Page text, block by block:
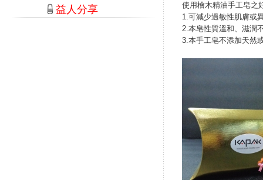
益人分享
使用檜木精油手工皂之
1.可減少過敏性肌膚或
2.本皂性質溫和、滋潤
3.本手工皂不添加天然